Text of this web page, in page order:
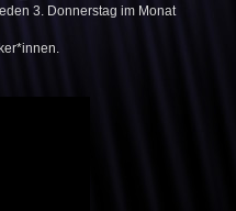
3. Donnerstag im Monat